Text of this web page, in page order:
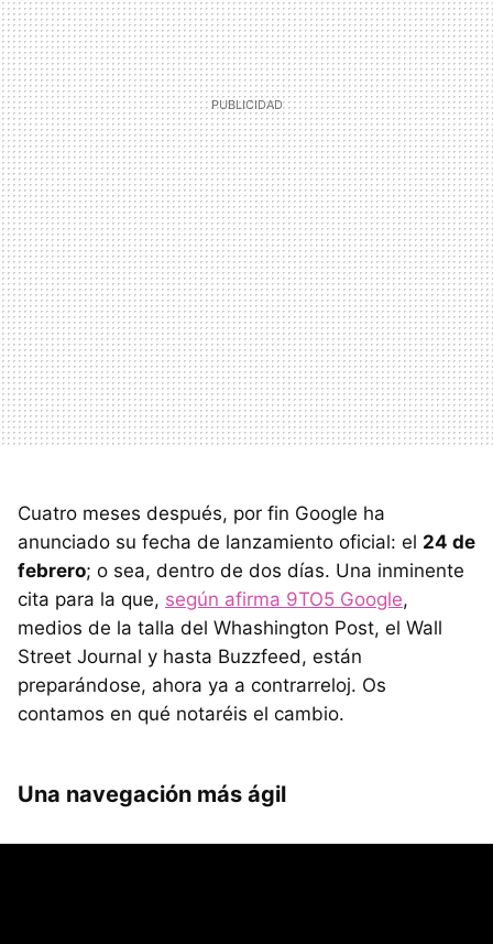
Cuatro meses después, por fin Google ha
anunciado su fecha de lanzamiento oficial: el 24 de
febrero; o sea, dentro de dos días. Una inminente
cita para la que, según afirma 9TO5 Google,
medios de la talla del Whashington Post, el Wall
Street Journal y hasta Buzzfeed, están
preparándose, ahora ya a contrarreloj. Os
contamos en qué notaréis el cambio.
Una navegación más ágil